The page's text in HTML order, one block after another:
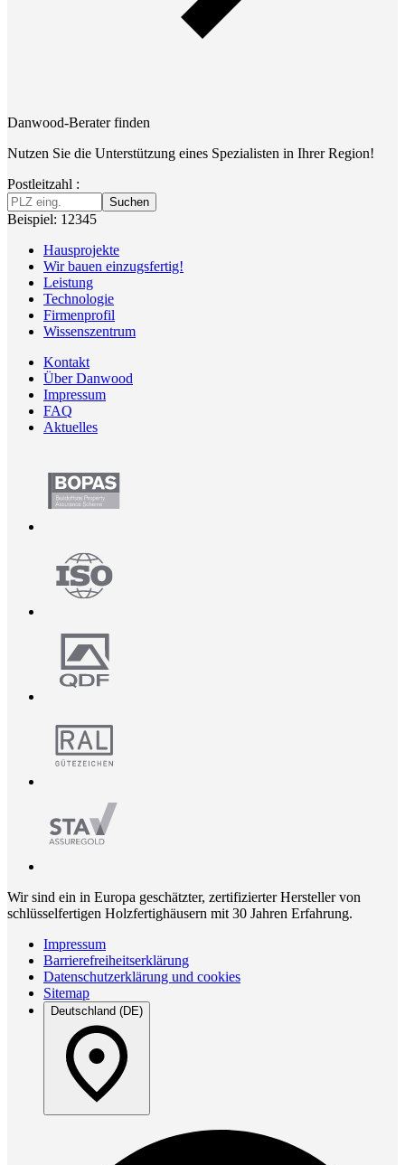
Danwood-Berater finden
Nutzen Sie die Unterstützung eines Spezialisten in Ihrer Region!
Postleitzahl :
Suchen
Beispiel: 12345
Hausprojekte
Wir bauen einzugsfertig!
Leistung
Technologie
Firmenprofil
Wissenszentrum
Kontakt
Über Danwood
Impressum
FAQ
Aktuelles
Wir sind ein in Europa geschätzter, zertifizierter Hersteller von
schlüsselfertigen Holzfertighäusern mit 30 Jahren Erfahrung.
Impressum
Barrierefreiheitserklärung
Datenschutzerklärung und cookies
Sitemap
Deutschland (DE)